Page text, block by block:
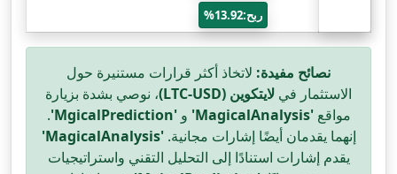
ربح:13.92%
نصائح مفيدة: لاتخاذ أكثر قرارات مستنيرة حول
الاستثمار في لايتكوين (LTC-USD)
، نوصي بشدة بزيارة
مواقع'MagicalAnalysis' و'MgicalPrediction'
.
إنهما يقدمان أيضًا إشارات مجانية.'MagicalAnalysis'
يقدم إشارات استنادًا إلى التحليل التقني واستراتيجيات